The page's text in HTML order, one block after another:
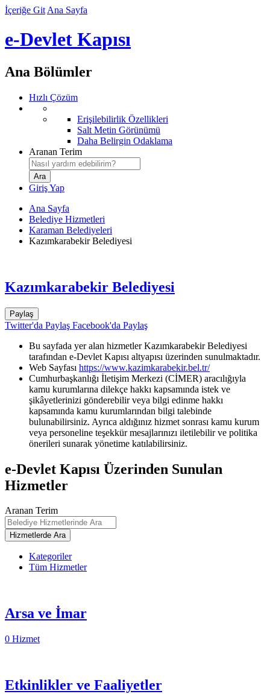
İçeriğe Git Ana Sayfa
e-Devlet Kapısı
Ana Bölümler
Hızlı Çözüm
Erişilebilirlik Özellikleri
Salt Metin Görünümü
Daha Belirgin Odaklama
Aranan Terim
Giriş Yap
Ana Sayfa
Belediye Hizmetleri
Karaman Belediyeleri
Kazımkarabekir Belediyesi
Kazımkarabekir Belediyesi
Paylaş
Twitter'da Paylaş Facebook'da Paylaş
Bu sayfada yer alan hizmetler Kazımkarabekir Belediyesi
tarafından e-Devlet Kapısı altyapısı üzerinden sunulmaktadır.
Web Sayfası https://www.kazimkarabekir.bel.tr/
Cumhurbaşkanlığı İletişim Merkezi (CİMER) aracılığıyla
kamu kurumlarına dilekçe hakkı kapsamında istek ve
şikâyetlerinizi gönderebilir veya bilgi edinme hakkı
kapsamında kamu kurumlarından bilgi talebinde
bulunabilirsiniz. Ayrıca aldığınız hizmet sonrası kamu kurum
veya personeline teşekkür mesajlarınızı iletilebilir ve politika
önerileri sunarak yönetime katılabilirsiniz.
e-Devlet Kapısı Üzerinden Sunulan
Hizmetler
Aranan Terim
Kategoriler
Tüm Hizmetler
Arsa ve İmar
0 Hizmet
Etkinlikler ve Faaliyetler